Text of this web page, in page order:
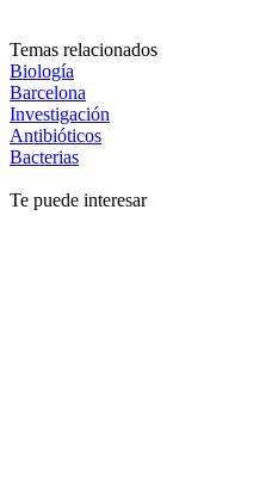
Temas relacionados
Biología
Barcelona
Investigación
Antibióticos
Bacterias
Te puede interesar